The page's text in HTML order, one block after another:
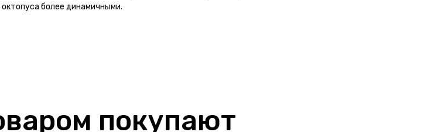
более динамичными.
SMITH.
покупают